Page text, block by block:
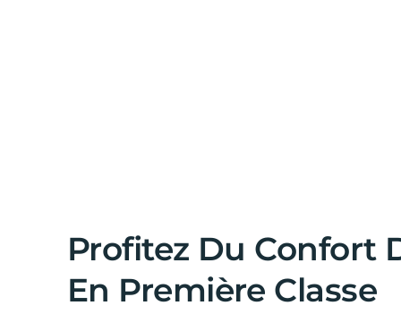
Profitez Du Confort
En Première Classe